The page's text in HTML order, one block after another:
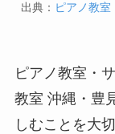
出典： ピアノ教
ピアノ教室・
教室 沖縄・豊
しむことを大